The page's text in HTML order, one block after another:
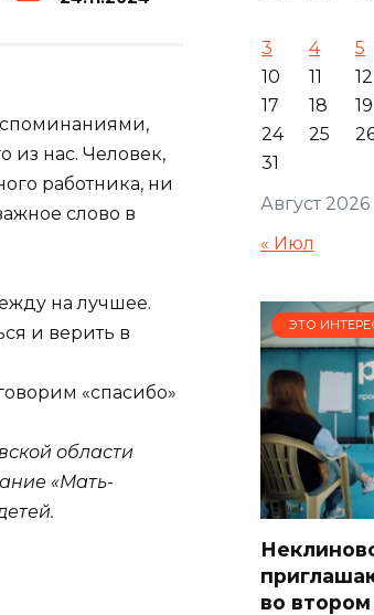
нас. Человек,
работника, ни
слово в
на лучшее.
и верить в
«спасибо»
области
«Мать-
Август 2026
3
4 5
10
11 12
17
18 19
24
25
31
« Июл
ЭТО
во